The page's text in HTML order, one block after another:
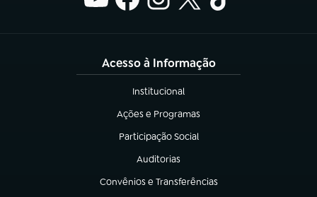
Acesso à Informação
Institucional
(abre em nova aba)
Ações e Programas
(abre em nova aba)
Participação Social
(abre em nova aba)
Auditorias
(abre em nova aba)
Convênios e Transferências
(abre em nova aba)